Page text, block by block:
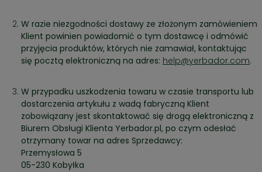
W razie niezgodności dostawy ze złożonym zamówieniem
Klient powinien powiadomić o tym dostawcę i odmówić
przyjęcia produktów, których nie zamawiał, kontaktując
się pocztą elektroniczną na adres: help@yerbador.com.
W przypadku uszkodzenia towaru w czasie transportu lub
dostarczenia artykułu z wadą fabryczną Klient
zobowiązany jest skontaktować się drogą elektroniczną z
Biurem Obsługi Klienta Yerbador.pl, po czym odesłać
otrzymany towar na adres Sprzedawcy:
Przemysłowa 5
05-230 Kobyłka